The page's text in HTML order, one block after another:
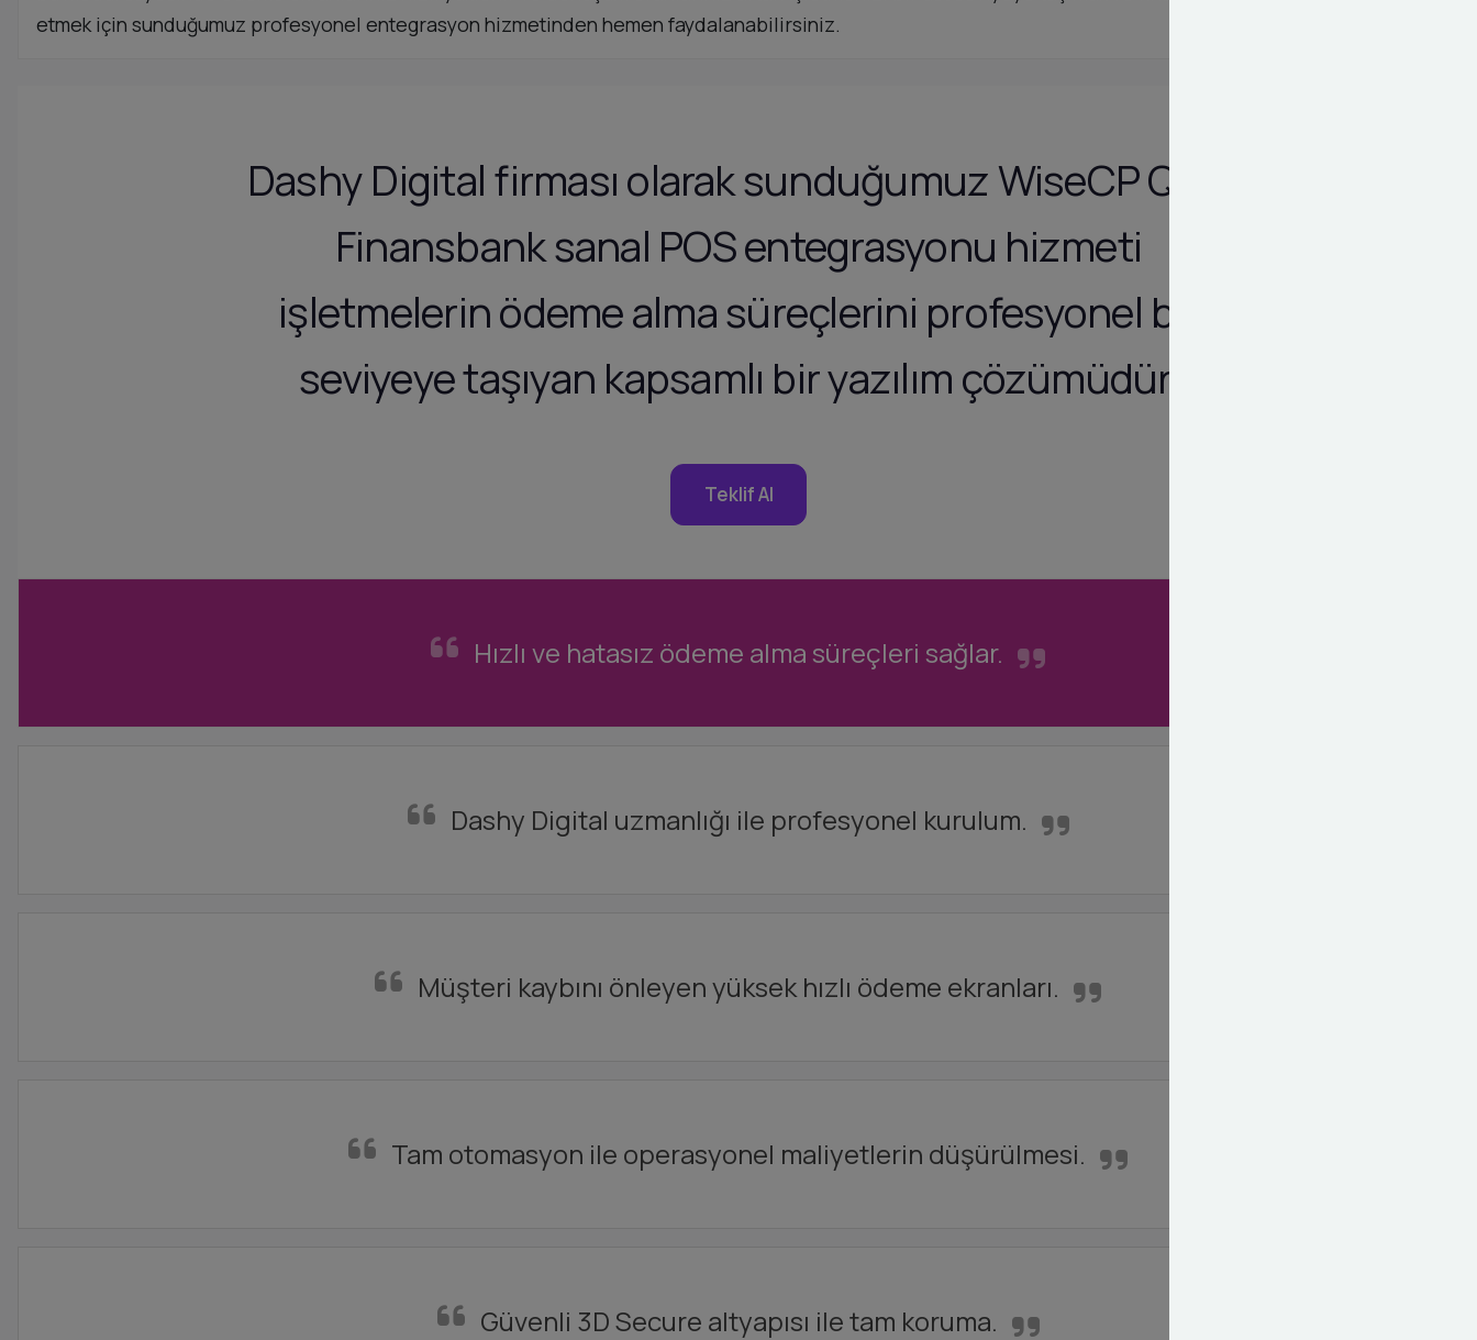
etmek için sunduğumuz profesyonel entegrasyon hizmetinden hemen faydalanabilirsiniz.
Dashy Digital firması olarak sunduğumuz WiseCP QNB
Finansbank sanal POS entegrasyonu hizmeti
işletmelerin ödeme alma süreçlerini profesyonel bir
seviyeye taşıyan kapsamlı bir yazılım çözümüdür.
Teklif Al
Hızlı ve hatasız ödeme alma süreçleri sağlar.
Dashy Digital uzmanlığı ile profesyonel kurulum.
Müşteri kaybını önleyen yüksek hızlı ödeme ekranları.
Tam otomasyon ile operasyonel maliyetlerin düşürülmesi.
Güvenli 3D Secure altyapısı ile tam koruma.